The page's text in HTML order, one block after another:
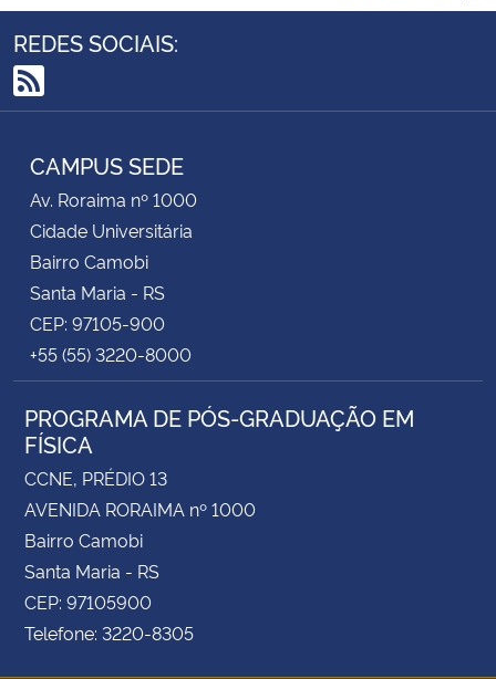
Planalto
REDES SOCIAIS:
RSS
CAMPUS SEDE
Av. Roraima nº 1000
Cidade Universitária
Bairro Camobi
Santa Maria - RS
CEP: 97105-900
+55 (55) 3220-8000
PROGRAMA DE PÓS-GRADUAÇÃO EM
FÍSICA
CCNE, PRÉDIO 13
AVENIDA RORAIMA nº 1000
Bairro Camobi
Santa Maria - RS
CEP: 97105900
Telefone: 3220-8305